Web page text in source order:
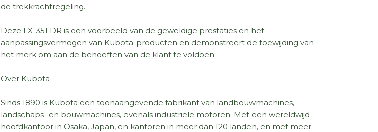
de trekkrachtregeling.
Deze LX-351 DR is een voorbeeld van de geweldige prestaties en het
aanpassingsvermogen van Kubota-producten en demonstreert de toewijding van
het merk om aan de behoeften van de klant te voldoen.
Over Kubota
Sinds 1890 is Kubota een toonaangevende fabrikant van landbouwmachines,
landschaps- en bouwmachines, evenals industriële motoren. Met een wereldwijd
hoofdkantoor in Osaka, Japan, en kantoren in meer dan 120 landen, en met meer